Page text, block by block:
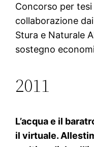
Concorso per
collaborazione
Stura e Naturale
sostegno
2011
L’acqua e il
il virtuale.